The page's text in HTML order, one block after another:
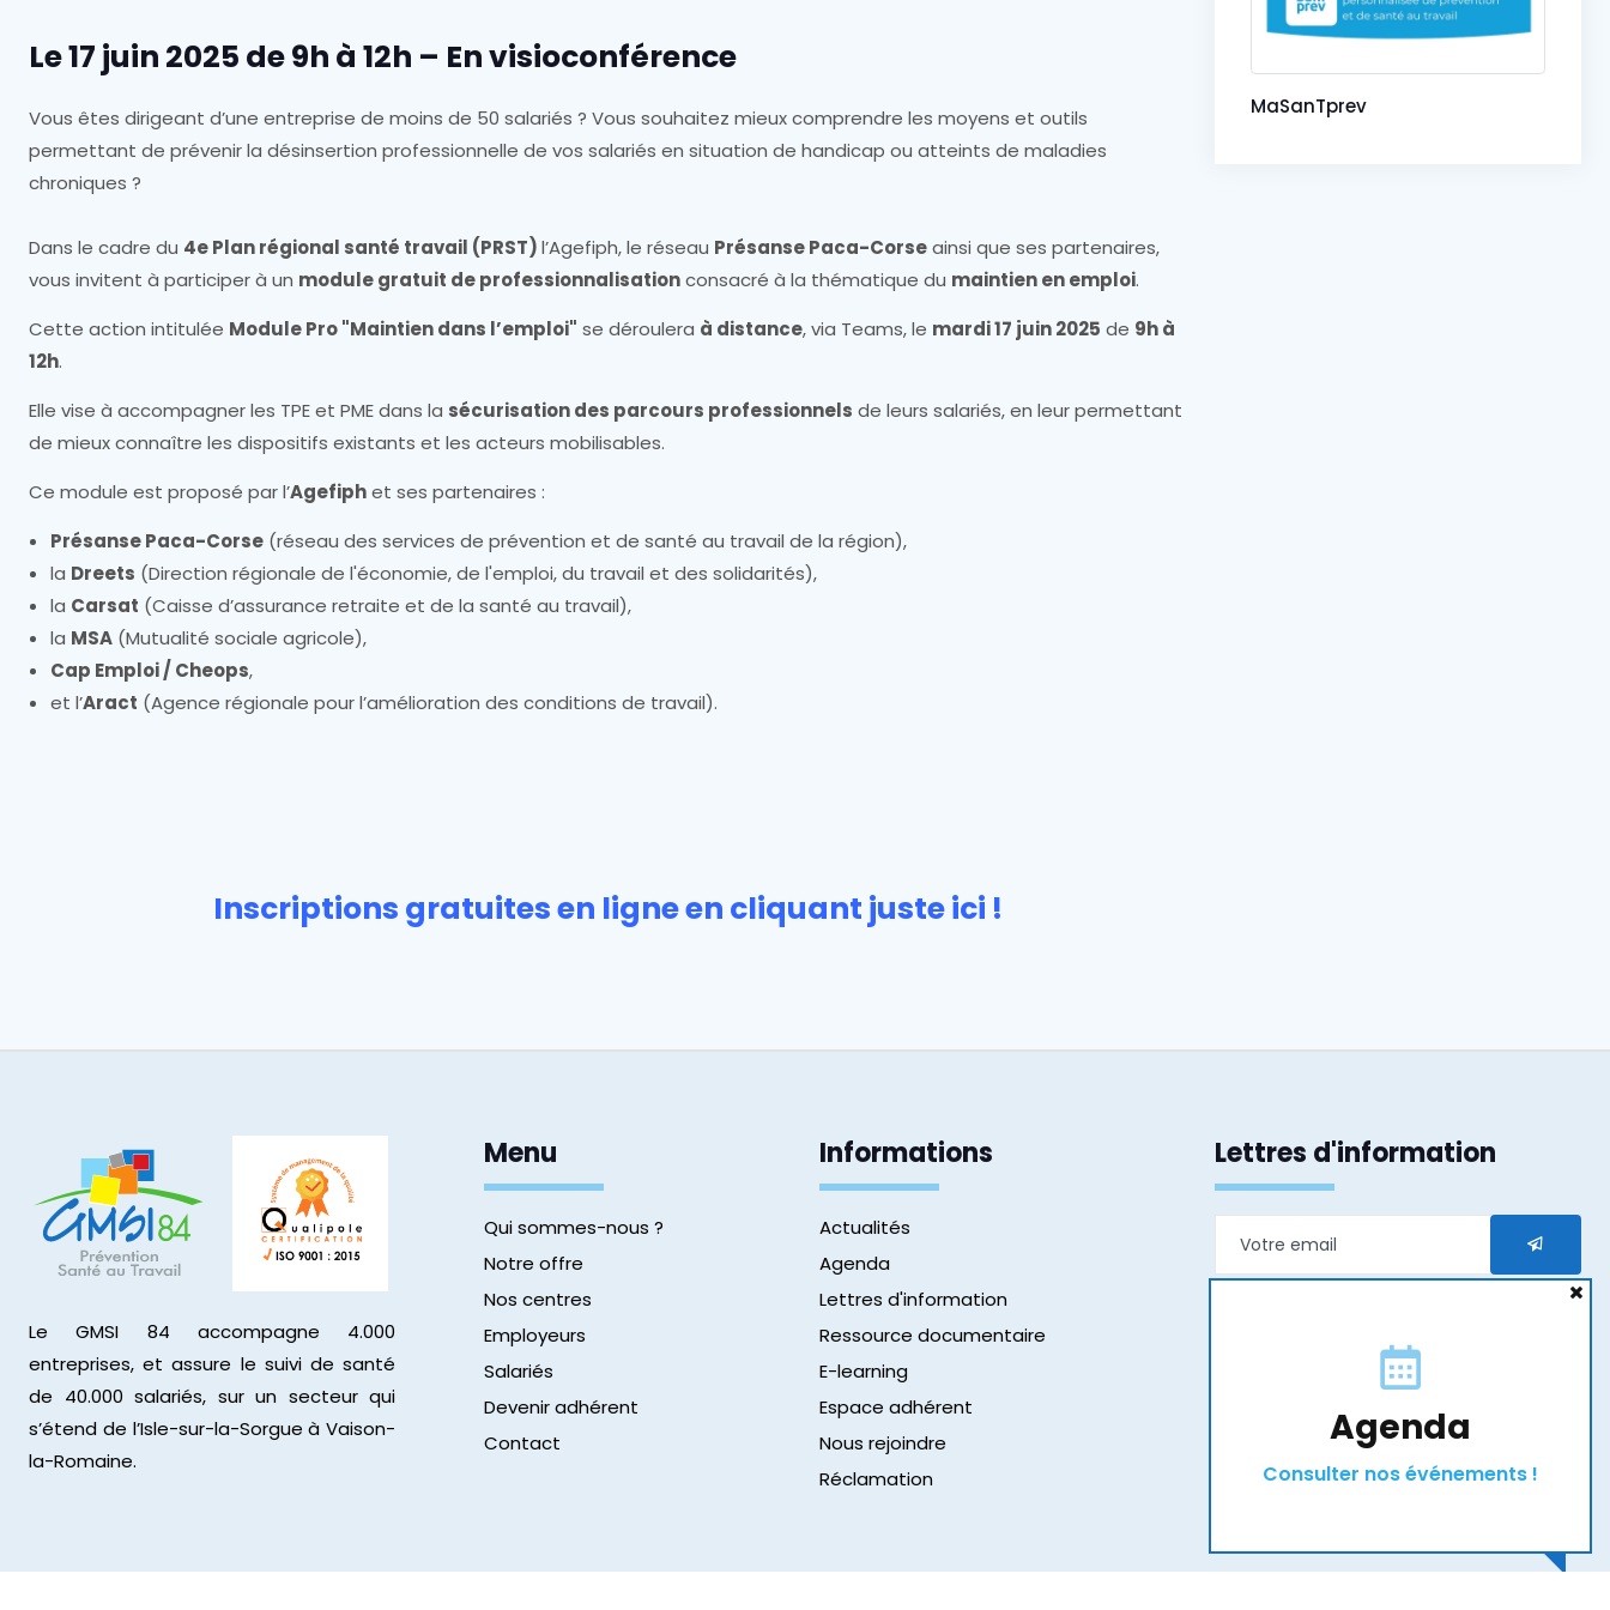
Le 17 juin 2025 de 9h à 12h – En visioconférence
Vous êtes dirigeant d’une entreprise de moins de 50 salariés ? Vous souhaitez mieux comprendre les moyens et outils
permettant de prévenir la désinsertion professionnelle de vos salariés en situation de handicap ou atteints de maladies
chroniques ?
Dans le cadre du 4e Plan régional santé travail (PRST)l’Agefiph, le réseau Présanse Paca-Corseainsi que ses partenaires,
vous invitent à participer à un module gratuit de professionnalisationconsacré à la thématique du maintien en emploi.
Cette action intitulée Module Pro "Maintien dans l’emploi" se déroulera à distance, via Teams, le mardi 17 juin 2025 de 9h à
12h.
Elle vise à accompagner les TPE et PME dans la sécurisation des parcours professionnels de leurs salariés, en leur permettant
de mieux connaître les dispositifs existants et les acteurs mobilisables.
Ce module est proposé par l’Agefiphet ses partenaires :
Présanse Paca-Corse (réseau des services de prévention et de santé au travail de la région),
la Dreets (Direction régionale de l'économie, de l'emploi, du travail et des solidarités),
la Carsat (Caisse d’assurance retraite et de la santé au travail),
la MSA (Mutualité sociale agricole),
Cap Emploi / Cheops,
et l’Aract (Agence régionale pour l’amélioration des conditions de travail).
Inscriptions gratuites en ligne en cliquant juste ici !
MaSanTprev
Le GMSI 84 accompagne 4.000
entreprises, et assure le suivi de santé
de 40.000 salariés, sur un secteur qui
s’étend de l’Isle-sur-la-Sorgue à Vaison-
la-Romaine.
Menu
Qui sommes-nous ?
Notre offre
Nos centres
Employeurs
Salariés
Devenir adhérent
Contact
Informations
Actualités
Agenda
Lettres d'information
Ressource documentaire
E-learning
Espace adhérent
Nous rejoindre
Réclamation
Lettres d'information
En transmettant mon e-mail j’accepte que les
cadre de ma demande et de la relation qui peut
Agenda
Consulter nos événements !